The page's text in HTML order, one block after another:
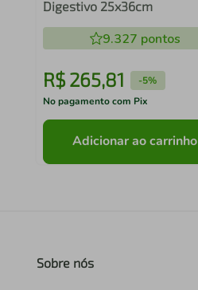
Digestivo 25x36cm
9.327 pontos
R$ 265,81 -5%
No pagamento com Pix
Adicionar ao carrinho
Sobre nós